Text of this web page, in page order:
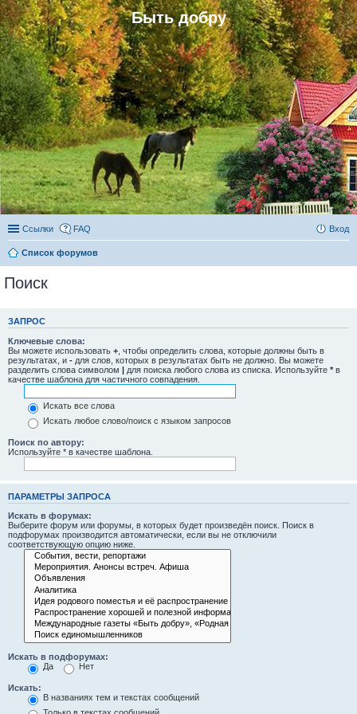
Быть добру
Ссылки FAQ Вход
Список форумов
Поиск
ЗАПРОС
Ключевые слова:
Вы можете использовать + , чтобы определить слова, которые должны быть в
результатах, и - для слов, которых в результатах быть не должно. Вы можете
разделить слова символом | для поиска любого слова из списка. Используйте * в
качестве шаблона для частичного совпадения.
Искать все слова
Искать любое слово/поиск с языком запросов
Поиск по автору:
Используйте * в качестве шаблона.
ПАРАМЕТРЫ ЗАПРОСА
Искать в форумах:
Выберите форум или форумы, в которых будет произведён поиск. Поиск в
подфорумах производится автоматически, если вы не отключили
соответствующую опцию ниже.
Искать в подфорумах:
Да
Нет
Искать:
В названиях тем и текстах сообщений